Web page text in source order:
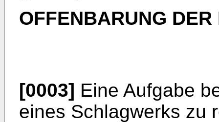
OFFENBARUNG DER
[0003] Eine Aufgabe
eines Schlagwerks zu